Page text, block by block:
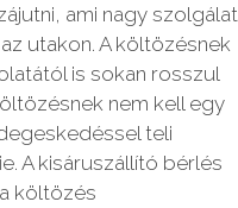
ami nagy
utakon. A költözésnek
is sokan rosszul
nem kell egy
teli
A kisáruszállító bérlés
költözés